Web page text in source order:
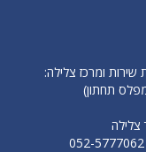
ומרכז צלילה:
צלילה
052-5777062